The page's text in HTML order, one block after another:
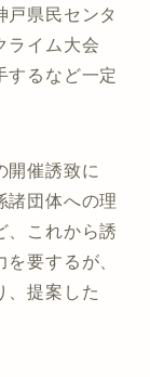
戸県民センタ
ライム大会
するなど一定
開催誘致に
諸団体への理
、これから誘
要するが、
、提案した